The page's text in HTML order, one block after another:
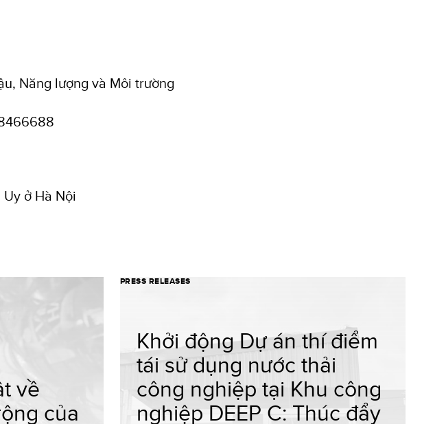
Năng lượng và Môi trường
ở Hà Nội
về
của
PRESS RELEASES
Khởi động Dự án thí điểm
tái sử dụng nước thải
công nghiệp tại Khu công
nghiệp DEEP C: Thúc đẩy